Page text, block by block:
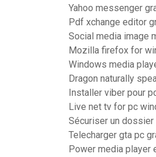
Yahoo messenger
Pdf xchange editor
Social media image
Mozilla firefox for
Windows media
Dragon naturally
Installer viber pour
Live net tv for pc
Sécuriser un
Telecharger gta pc
Power media player